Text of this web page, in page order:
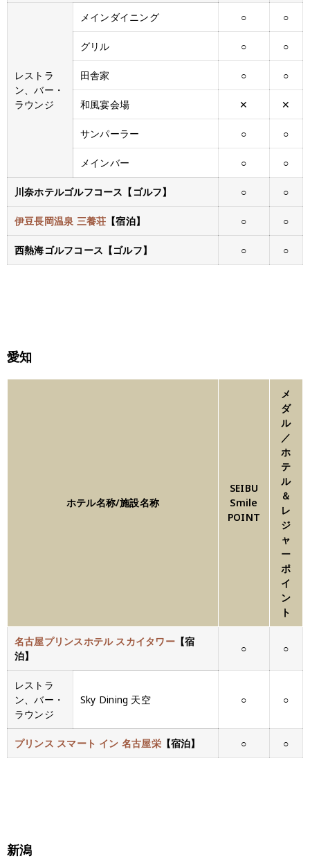
レストラ
ン、バー・
ラウンジ
メインダイニング ○ ○
グリル ○ ○
田舎家 ○ ○
和風宴会場 ✕ ✕
サンパーラー ○ ○
メインバー ○ ○
川奈ホテルゴルフコース【ゴルフ】 ○ ○
伊豆長岡温泉 三養荘 【宿泊】 ○ ○
西熱海ゴルフコース【ゴルフ】 ○ ○
愛知
ホテル名称/施設名称
SEIBU
Smile
POINT
メ
ダ
ル
／
ホ
テ
ル
＆
レ
ジ
ャ
ー
ポ
イ
ン
ト
名古屋プリンスホテル スカイタワー【宿
泊】
○ ○
レストラ
ン、バー・
ラウンジ
Sky Dining 天空 ○ ○
プリンス スマート イン 名古屋栄【宿泊】 ○ ○
新潟